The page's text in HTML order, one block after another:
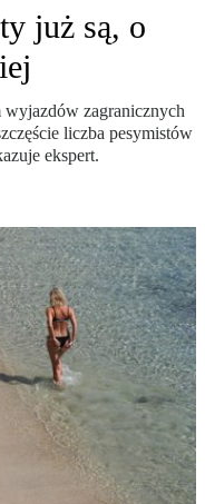
już są, o
zagranicznych
liczba pesymistów
ekspert.